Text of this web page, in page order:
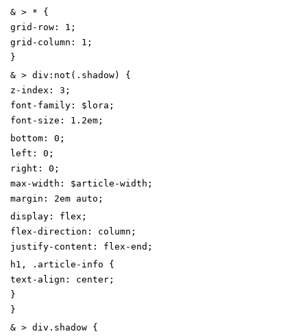
& > *
{
grid-row : 1 ;
grid-column : 1 ;
}
& > div : not ( . shadow)
{
z-index : 3 ;
font-family : $lora ;
font-size : 1 .2em ;
bottom : 0 ;
left : 0 ;
right : 0 ;
max-width : $article-width ;
margin : 2em auto ;
display : flex ;
flex-direction : column ;
justify-content : flex-end ;
h1 , . article-info
{
text-align : center ;
}
}
& > div . shadow {